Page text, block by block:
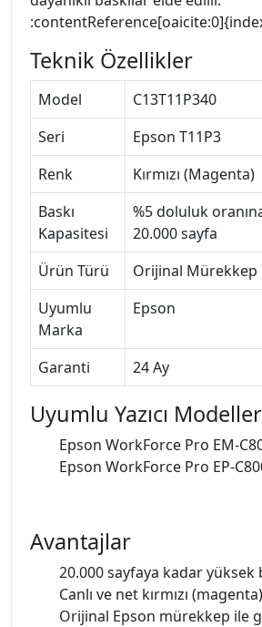
Teknik Özellikler
Model
C13T11P340
Seri
Epson T11P3
Renk
Kırmızı (Magenta)
Baskı
Kapasitesi
%5 doluluk
20.000 sayfa
Ürün Türü
Orijinal Mürekkep
Uyumlu
Marka
Epson
Garanti 24 Ay
Uyumlu Yazıcı
Epson WorkForce Pro EM-
Epson WorkForce Pro EP-
Avantajlar
20.000 sayfaya kadar yüksek
Canlı ve net kırmızı
Orijinal Epson mürekkep ile